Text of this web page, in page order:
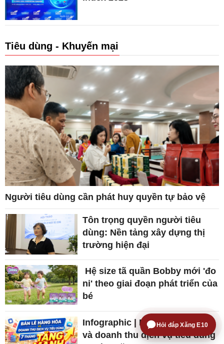
Tiêu dùng - Khuyến mại
Người tiêu dùng cần phát huy quyền tự bảo vệ
Tôn trọng quyền người tiêu
dùng: Nền tảng xây dựng thị
trường hiện đại
Hệ size tã quần Bobby mới 'đo
ni' theo giai đoạn phát triển của
bé
Infographic | Bán lẻ hàng hóa
và doanh thu dịch vụ tiêu dùng
Hỏi đáp Xăng E10